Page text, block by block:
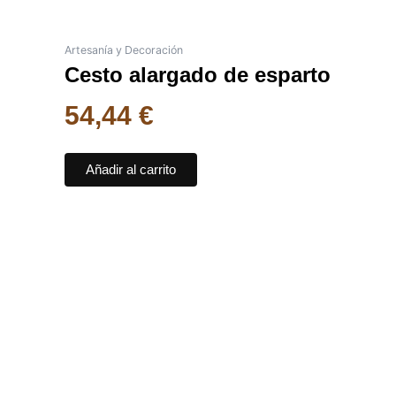
Artesanía y Decoración
Cesto alargado de esparto
54,44 €
Añadir al carrito